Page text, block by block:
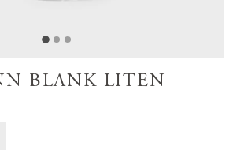
BLANK LITEN